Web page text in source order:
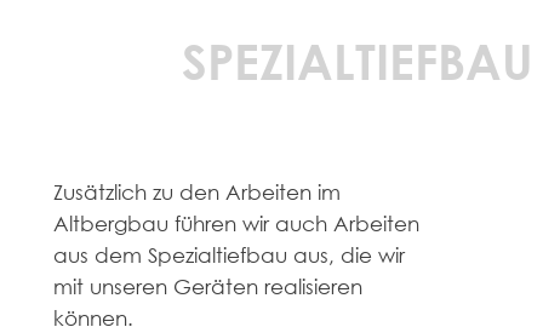
SPEZIALTIEFBAU
Zusätzlich zu den Arbeiten im
Altbergbau führen wir auch Arbeiten
aus dem Spezialtiefbau aus, die wir
mit unseren Geräten realisieren
können.